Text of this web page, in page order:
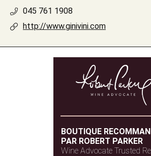
045 761 1908
http://www.ginivini.com
BOUTIQUE
PAR ROBERT PARKER
Wine Advocate Trusted